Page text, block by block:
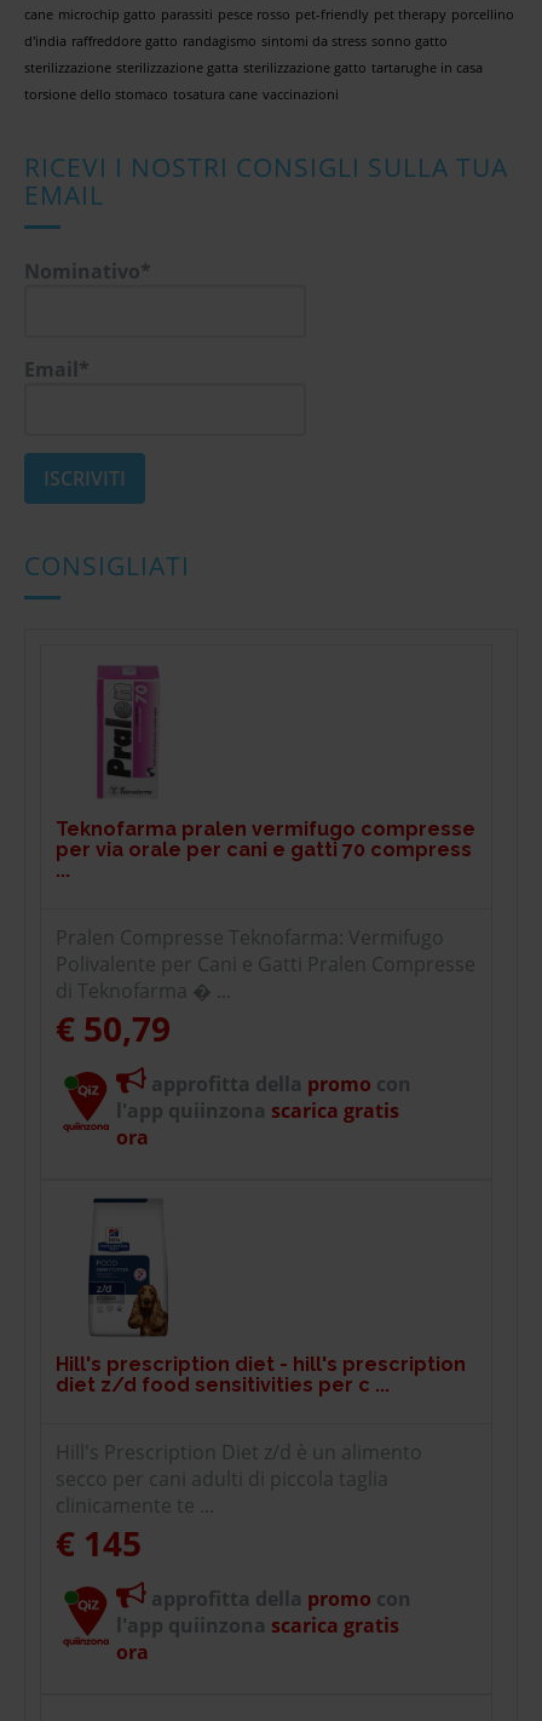
cane microchip gatto parassiti pesce rosso pet-friendly pet therapy porcellino
d'india raffreddore gatto randagismo sintomi da stress sonno gatto
sterilizzazione sterilizzazione gatta sterilizzazione gatto tartarughe in casa
torsione dello stomaco tosatura cane vaccinazioni
RICEVI I NOSTRI CONSIGLI SULLA TUA
EMAIL
Nominativo*
Email*
CONSIGLIATI
Teknofarma pralen vermifugo compresse
per via orale per cani e gatti 70 compress
...
Pralen Compresse Teknofarma: Vermifugo
Polivalente per Cani e Gatti Pralen Compresse
di Teknofarma � ...
€ 50,79
approfitta della promo con
l'app quiinzona scarica gratis
ora
Hill's prescription diet - hill's prescription
diet z/d food sensitivities per c ...
Hill's Prescription Diet z/d è un alimento
secco per cani adulti di piccola taglia
clinicamente te ...
€ 145
approfitta della promo con
l'app quiinzona scarica gratis
ora